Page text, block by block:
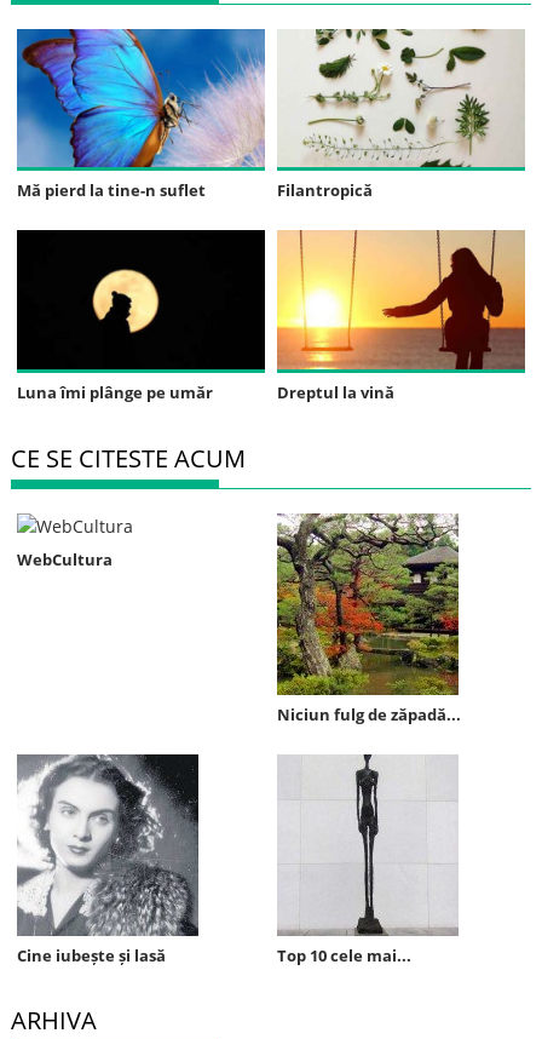
Mă pierd la tine-n suflet Filantropică
Luna îmi plânge pe umăr Dreptul la vină
CE SE CITESTE ACUM
WebCultura
Niciun fulg de zăpadă...
Cine iubește și lasă Top 10 cele mai...
ARHIVA